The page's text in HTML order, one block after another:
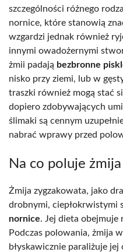
szczególności różnego
nornice, które stanowią
wzgardzi jednak również
innymi owadożernymi
żmii padają bezbronne
nisko przy ziemi, lub w
traszki również mogą stać
dopiero zdobywających
ślimaki są cennym
nabrać wprawy przed
Na co poluje
Żmija zygzakowata, jako
drobnymi, ciepłokrwistymi
nornice. Jej dieta obejmuje
Podczas polowania, żmija
błyskawicznie paraliżuje